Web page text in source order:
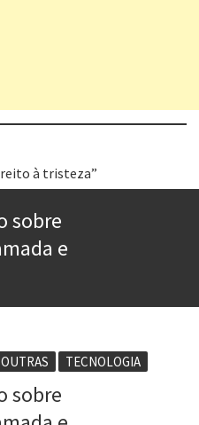
à tristeza”
do sucesso
sobre
e
TECNOLOGIA
sobre